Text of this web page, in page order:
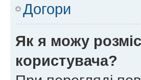
Догори
Як я можу
користувача?